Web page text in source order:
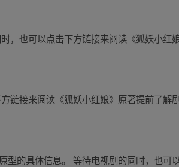
也可以点击下方链接来阅读《狐妖小红
链接来阅读《狐妖小红娘》原著提前了解剧
的具体信息。 等待电视剧的同时，也可